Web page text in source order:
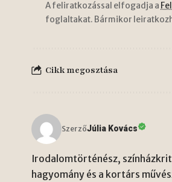
A feliratkozással elfogadja a
foglaltakat. Bármikor
Cikk megosztása
SzerzőJúlia Kovács
Irodalomtörténész,
hagyomány és a kortárs